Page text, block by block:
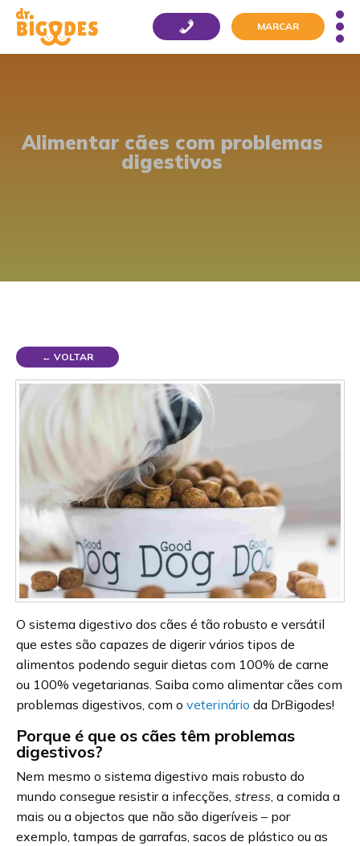
MARCAR
Alimentar cães com problemas
digestivos
← VOLTAR
O sistema digestivo dos cães é tão robusto e versátil
que estes são capazes de digerir vários tipos de
alimentos podendo seguir dietas com 100% de carne
ou 100% vegetarianas. Saiba como alimentar cães com
problemas digestivos, com o veterinário da DrBigodes!
Porque é que os cães têm problemas
digestivos?
Nem mesmo o sistema digestivo mais robusto do
mundo consegue resistir a infecções, stress, a comida a
mais ou a objectos que não são digeríveis – por
exemplo, tampas de garrafas, sacos de plástico ou as